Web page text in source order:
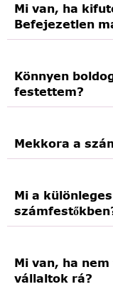
Mi van, ha
Befejezetlen
Könnyen
festettem?
Mekkora a
Mi a
Mi van, ha
vállaltok rá?